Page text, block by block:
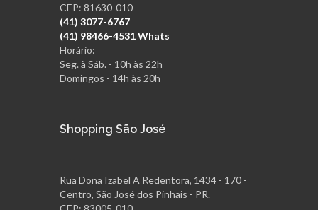
CEP: 81630-010
(41) 3077-6767
(41) 98466-4531 Whats
Horário:
Seg. à Sáb. - 10h às 22h
Domingos - 14h às 20h
Shopping São José
Rua Dona Izabel A Redentora, 1434 - 170 -
Centro, São José dos Pinhais - PR.